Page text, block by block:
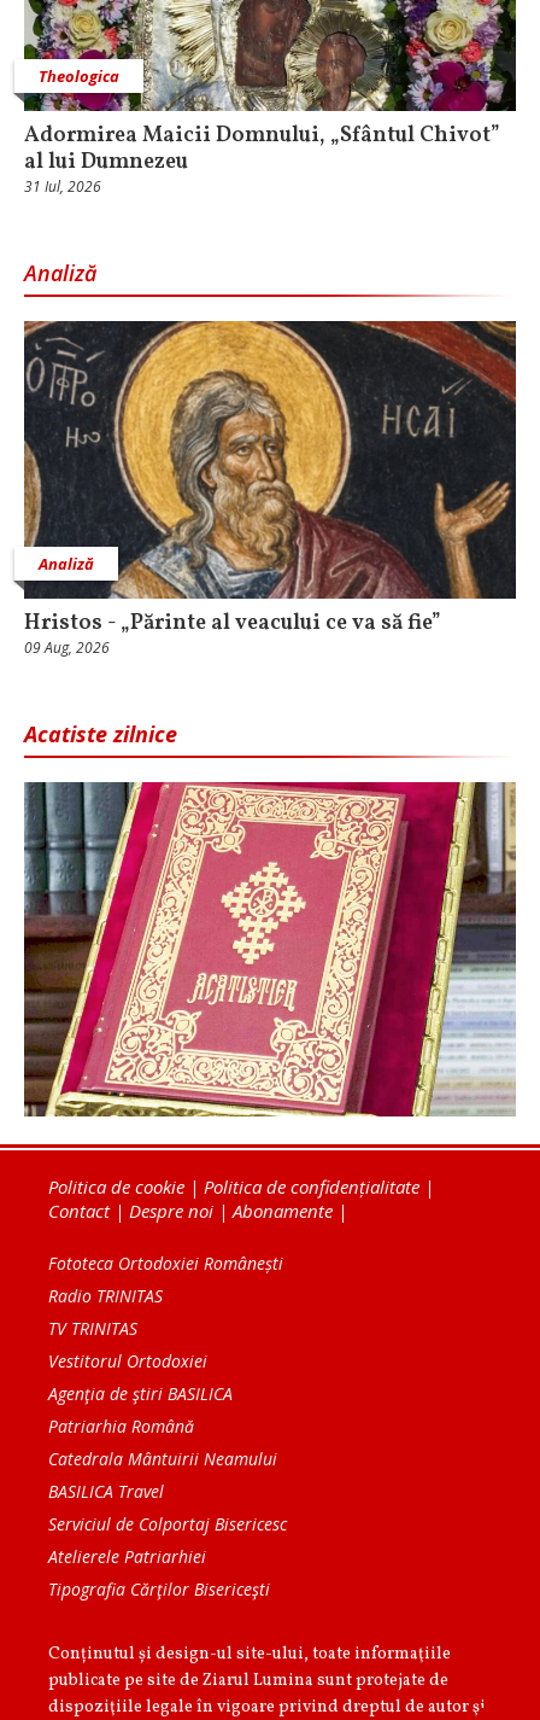
Theologica
Adormirea Maicii Domnului, „Sfântul Chivot”
al lui Dumnezeu
31 Iul, 2026
Analiză
Analiză
Hristos - „Părinte al veacului ce va să fie”
09 Aug, 2026
Acatiste zilnice
Politica de cookie | Politica de confidențialitate |
Contact| Despre noi | Abonamente |
Fototeca Ortodoxiei Românești
Radio TRINITAS
TV TRINITAS
Vestitorul Ortodoxiei
Agenţia de ştiri BASILICA
Patriarhia Română
Catedrala Mântuirii Neamului
BASILICA Travel
Serviciul de Colportaj Bisericesc
Atelierele Patriarhiei
Tipografia Cărţilor Bisericeşti
Conținutul și design-ul site-ului, toate informaţiile
publicate pe site de Ziarul Lumina sunt protejate de
dispoziţiile legale în vigoare privind dreptul de autor şi